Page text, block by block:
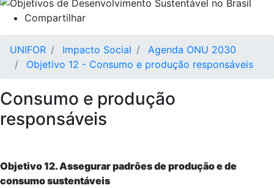
Compartilhar
UNIFOR Impacto Social
Agenda ONU 2030
Objetivo 12 - Consumo e produção responsáveis
Consumo e produção
responsáveis
Objetivo 12. Assegurar padrões de produção e de
consumo sustentáveis